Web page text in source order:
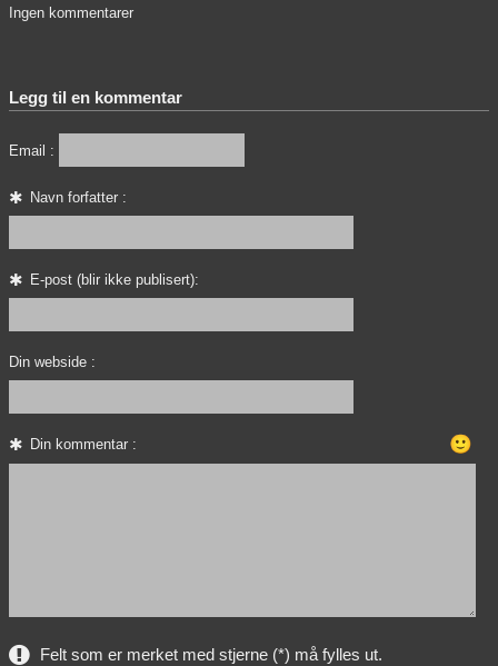
Ingen kommentarer
Legg til en kommentar
Email :
Navn forfatter :
E-post (blir ikke publisert):
Din webside :
Din kommentar : 🙂
Felt som er merket med stjerne (*) må fylles ut.